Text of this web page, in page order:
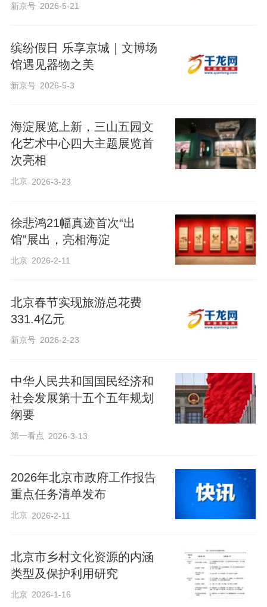
新京号 2026-5-21
缤纷假日 乐享京城｜文博场
馆遇见器物之美
新京号 2026-5-3
海淀展览上新，三山五园文
化艺术中心四大主题展览首
次亮相
北京 2026-3-23
徐悲鸿21幅真迹首次“出
馆”展出，亮相海淀
北京 2026-2-11
北京春节实现旅游总花费
331.4亿元
新京号 2026-2-23
中华人民共和国国民经济和
社会发展第十五个五年规划
纲要
第一看点 2026-3-13
2026年北京市政府工作报告
重点任务清单发布
北京 2026-2-11
北京市乡村文化资源的内涵
类型及保护利用研究
北京 2026-1-16